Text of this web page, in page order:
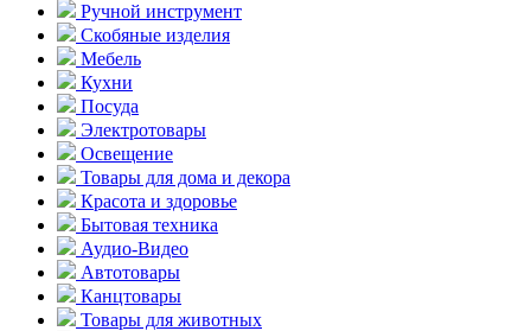
Ручной инструмент
Скобяные изделия
Мебель
Кухни
Посуда
Электротовары
Освещение
Товары для дома и декора
Красота и здоровье
Бытовая техника
Аудио-Видео
Автотовары
Канцтовары
Товары для животных